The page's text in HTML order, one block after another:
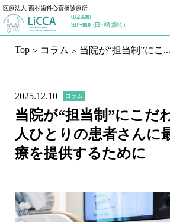
医療法人 西村歯科心斎橋診療所
06-6253-2900
9:30〜18:00（日・祝は除く）
トップページ
初めての方へ
治療内容
予防歯科
ホワイトニング
一般歯科／設備
インプラントメインテナンス
審美歯科
Top コラム 当院が“担当制”にこ...
2025.12.10 コラム
当院が“担当制”にこ
人ひとりの患者さんに
療を提供するために